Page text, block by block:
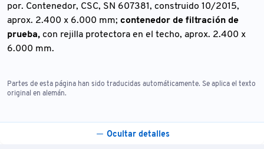
por. Contenedor, CSC, SN 607381, construido 10/2015,
aprox. 2.400 x 6.000 mm; contenedor de filtración de
prueba, con rejilla protectora en el techo, aprox. 2.400 x
6.000 mm.
Partes de esta página han sido traducidas automáticamente. Se aplica el texto
original en alemán.
Ocultar detalles